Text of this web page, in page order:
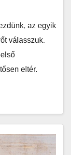
az egyik
válasszuk.
eltér.